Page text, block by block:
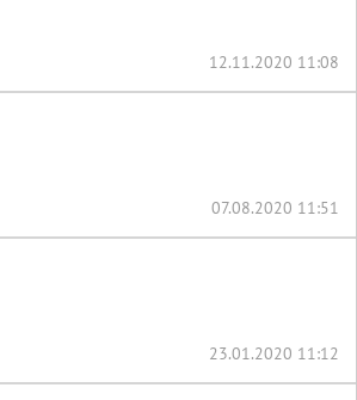
12.11.2020 11:08
07.08.2020 11:51
23.01.2020 11:12